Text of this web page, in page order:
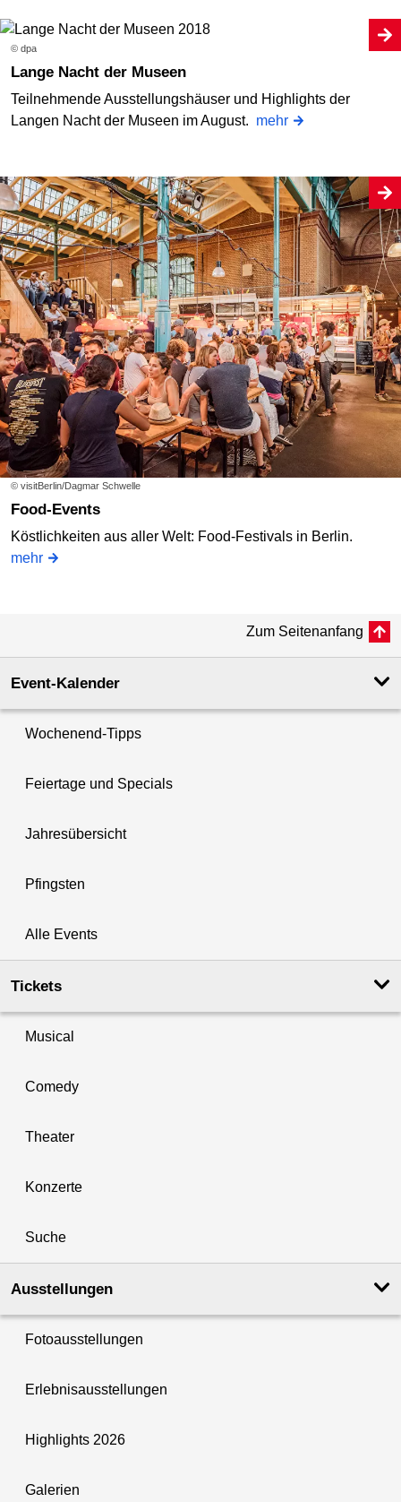
© dpa
Lange Nacht der Museen
Teilnehmende Ausstellungshäuser und Highlights der
Langen Nacht der Museen im August. mehr
© visitBerlin/Dagmar Schwelle
Food-Events
Köstlichkeiten aus aller Welt: Food-Festivals in Berlin.
mehr
Zum Seitenanfang
Event-Kalender
Wochenend-Tipps
Feiertage und Specials
Jahresübersicht
Pfingsten
Alle Events
Tickets
Musical
Comedy
Theater
Konzerte
Suche
Ausstellungen
Fotoausstellungen
Erlebnisausstellungen
Highlights 2026
Galerien